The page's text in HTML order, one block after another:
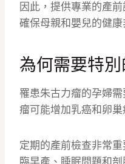
因此，提供專業的產
確保母親和嬰兒的健康
為何需要特
罹患朱古力瘤的孕婦
瘤可能增加乳癌和卵巢
定期的產前檢查非常